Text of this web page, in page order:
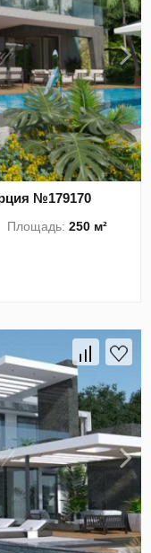
№179170
Площадь:250 м²